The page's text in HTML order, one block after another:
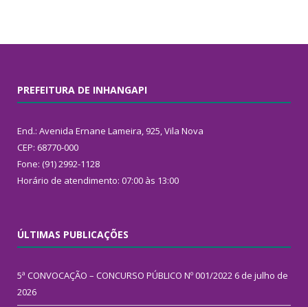
PREFEITURA DE INHANGAPI
End.: Avenida Ernane Lameira, 925, Vila Nova
CEP: 68770-000
Fone: (91) 2992-1128
Horário de atendimento: 07:00 às 13:00
ÚLTIMAS PUBLICAÇÕES
5ª CONVOCAÇÃO – CONCURSO PÚBLICO Nº 001/2022 6 de julho de
2026